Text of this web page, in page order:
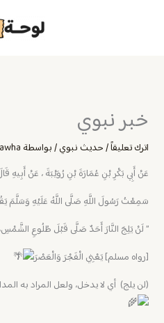
خبر نبوي
اترك تعليقاً/حديث نبوي/ بواسطة
عَنْ أَبِي بَكْرِ بْنِ عُمَارَةَ بْنِ رُوَيْبَةَ ، عَنْ أَبِيهِ
سَمِعْتُ رَسُولَ اللَّهِ صَلَّى اللَّهُ عَلَيْهِ وَسَلَّمَ
” لَنْ يَلِجَ النَّارَ أَحَدٌ صَلَّى قَبْلَ طُلُوعِ
[رواه مسلم] يَعْنِي الْفَجْرَ وَالْعَصْرَ
‏‏(لن يلج) ‏ أي لا يدخل، ولعل المراد به